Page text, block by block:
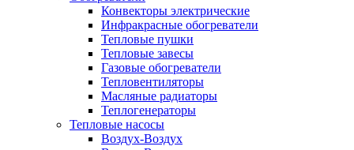
Конвекторы электрические
Инфракрасные обогреватели
Тепловые пушки
Тепловые завесы
Газовые обогреватели
Тепловентиляторы
Масляные радиаторы
Теплогенераторы
Тепловые насосы
Воздух-Воздух